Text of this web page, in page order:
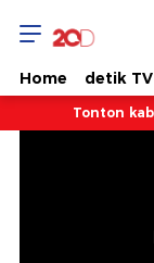
Home detik TV
Tonton